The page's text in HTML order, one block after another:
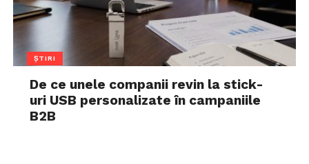
ȘTIRI
De ce unele companii revin la stick-
uri USB personalizate în campaniile
B2B